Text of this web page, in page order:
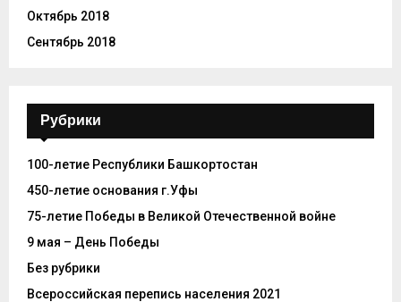
Октябрь 2018
Сентябрь 2018
Рубрики
100-летие Республики Башкортостан
450-летие основания г.Уфы
75-летие Победы в Великой Отечественной войне
9 мая – День Победы
Без рубрики
Всероссийская перепись населения 2021